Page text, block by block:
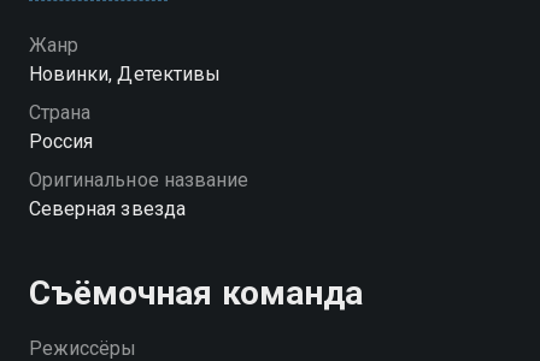
приговаривают к серьезному сроку в колонии. По
поддельным документам его этапируют в
«Северную звезду», где в невыносимых условиях
вынуждают раскрыть противоречивое дело.
Жанр
Новинки, Детективы
Страна
Россия
Оригинальное название
Северная звезда
Съёмочная команда
Режиссёры